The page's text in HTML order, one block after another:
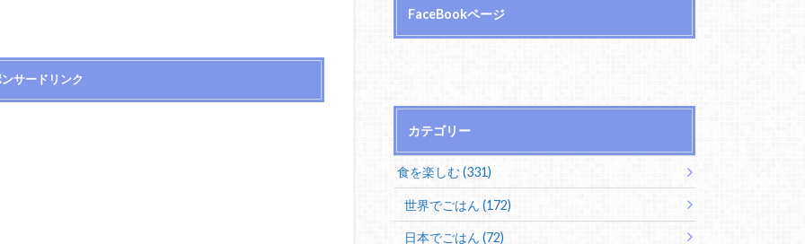
サードリンク
FaceBookページ
カテゴリー
食を楽しむ (331)
世界でごはん (172)
日本でごはん (72)